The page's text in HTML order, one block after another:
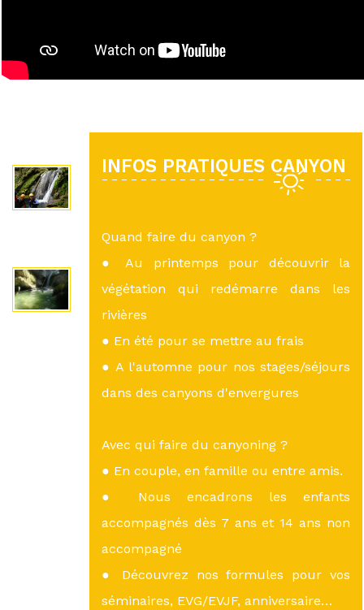
INFOS PRATIQUES CANYON
Quand faire du canyon ?
● Au printemps pour découvrir la
végétation qui redémarre dans les
rivières
● En été pour se mettre au frais
● A l'automne pour nos stages/séjours
dans des canyons d'envergures
Avec qui faire du canyoning ?
● En couple, en famille ou entre amis.
● Nous encadrons les enfants
accompagnés dès 7 ans et 14 ans non
accompagné
● Découvrez nos formules pour vos
séminaires, EVG/EVJF, anniversaire…